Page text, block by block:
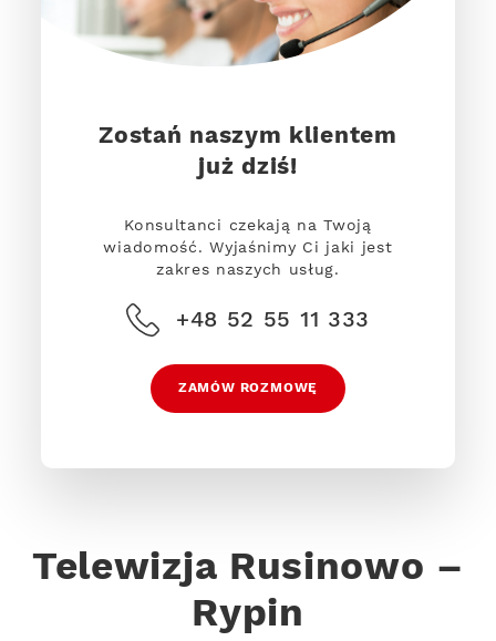
Zostań naszym klientem
już dziś!
Konsultanci czekają na Twoją
wiadomość. Wyjaśnimy Ci jaki jest
zakres naszych usług.
+48 52 55 11 333
ZAMÓW ROZMOWĘ
Telewizja Rusinowo –
Rypin